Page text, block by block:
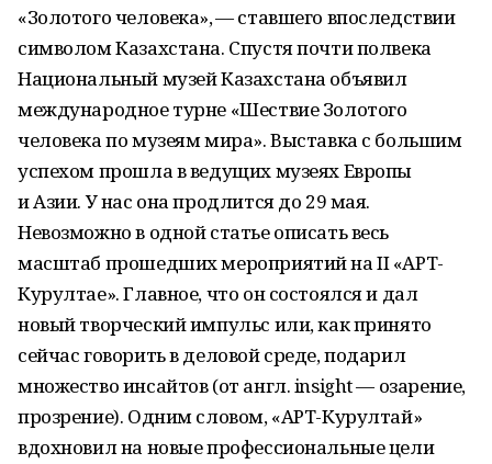
«Золотого человека», — ставшего впоследствии
символом Казахстана. Спустя почти полвека
Национальный музей Казахстана объявил
международное турне «Шествие Золотого
человека по музеям мира». Выставка с большим
успехом прошла в ведущих музеях Европы
и Азии. У нас она продлится до 29 мая.
Невозможно в одной статье описать весь
масштаб прошедших мероприятий на II «АРТ-
Курултае». Главное, что он состоялся и дал
новый творческий импульс или, как принято
сейчас говорить в деловой среде, подарил
множество инсайтов (от англ. insight — озарение,
прозрение). Одним словом, «АРТ-Курултай»
вдохновил на новые профессиональные цели